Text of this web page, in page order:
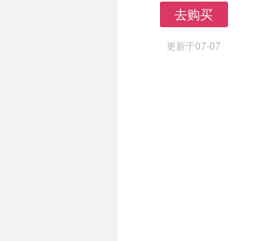
去购买
更新于07-07